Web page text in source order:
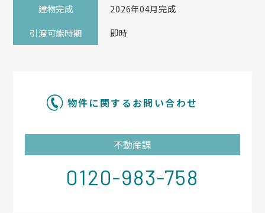
建物完成
2026年04月完成
引渡可能時期
即時
物件に関するお問い合わせ
不動産課
0120-983-758